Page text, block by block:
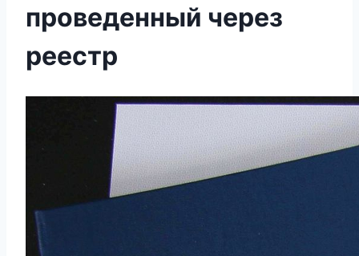
проведенный через
реестр